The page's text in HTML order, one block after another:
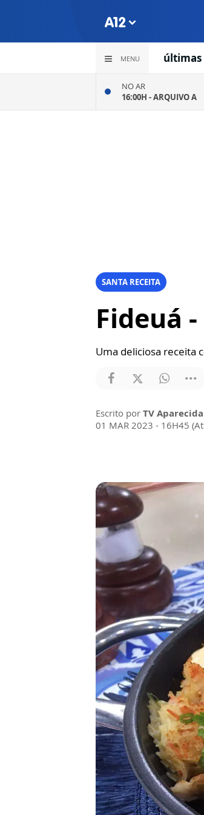
MENU últimas
NO AR
16:00H -ARQUIVO A
SANTA RECEITA
Fideuá
Uma deliciosa receita
Escrito por TV Aparecida
01 MAR 2023 - 16H45